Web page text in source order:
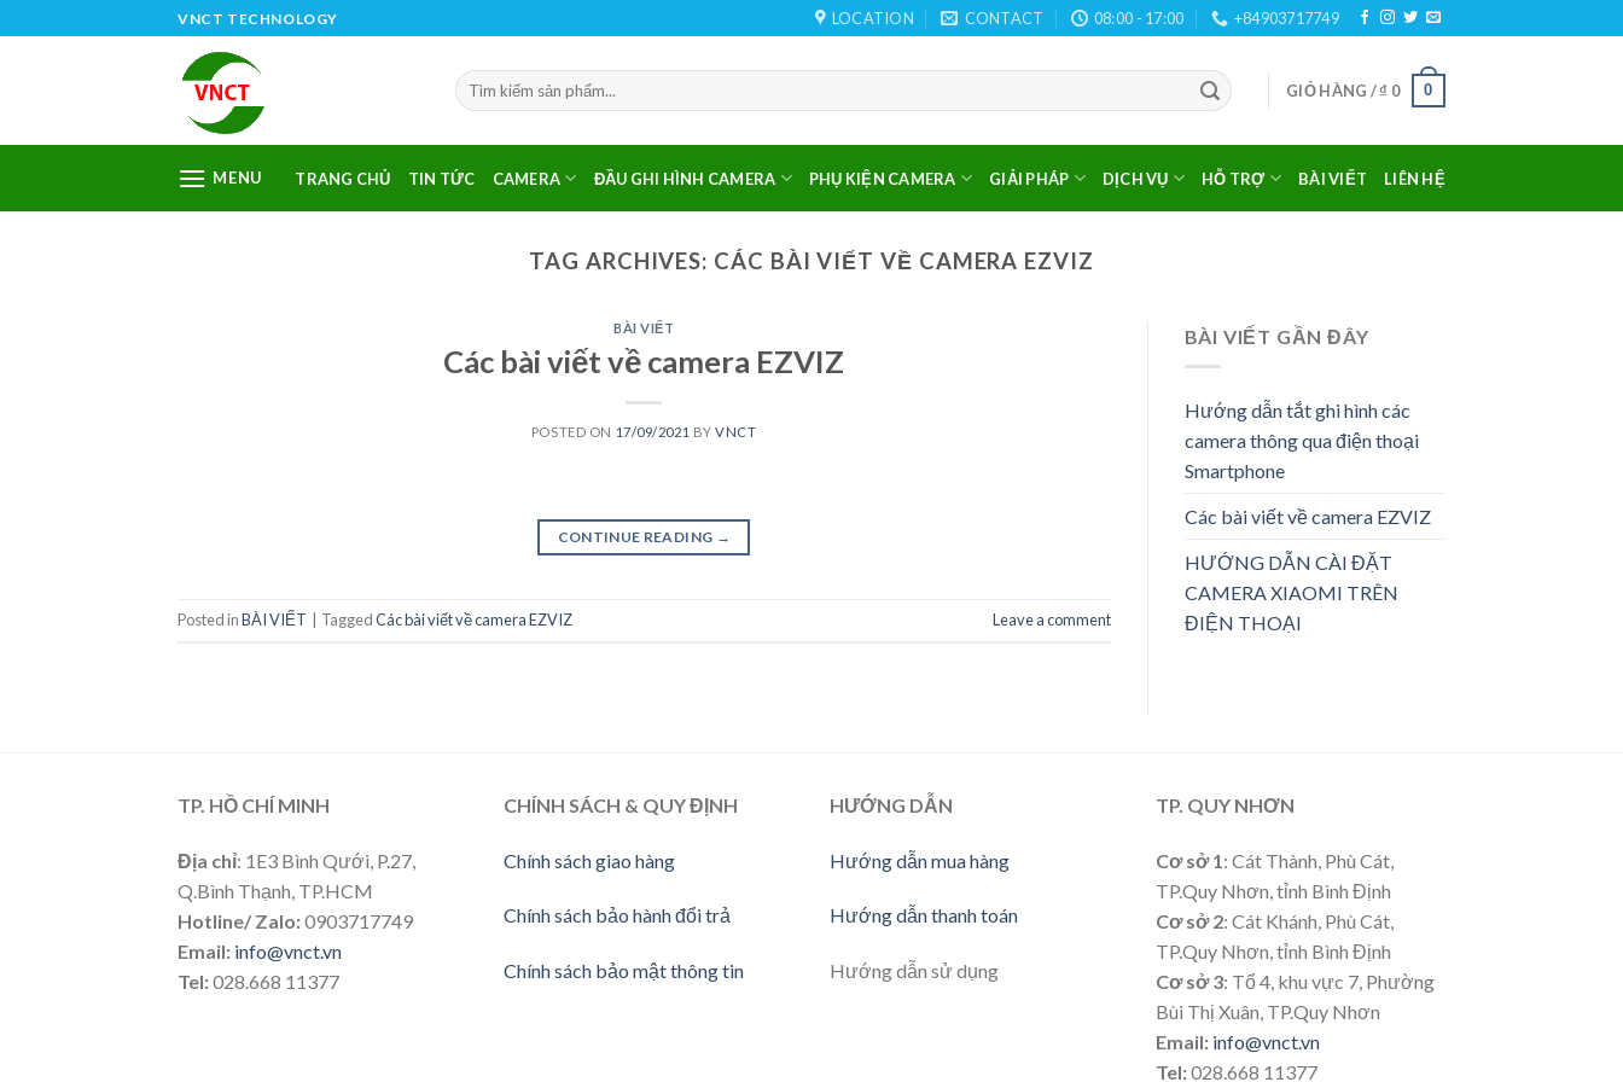
to
VNCT TECHNOLOGY LOCATION CONTACT 08:00 - 17:00 +84903717749
GIỎ HÀNG /₫ 0 0
MENU TRANG CHỦ TIN TỨC CAMERA ĐẦU GHI HÌNH CAMERA PHỤ KIỆN CAMERA GIẢI PHÁP DỊCH VỤ HỖ TRỢ BÀI VIẾT LIÊN HỆ
TAG ARCHIVES: CÁC BÀI VIẾT VỀ CAMERA EZVIZ
BÀI VIẾT
Các bài viết về camera EZVIZ
POSTED ON 17/09/2021 BYVNCT
CONTINUE READING →
Posted inBÀI VIẾT TaggedCác bài viết về camera EZVIZ Leave a comment
BÀI VIẾT GẦN ĐÂY
Hướng dẫn tắt ghi hình các
camera thông qua điện thoại
Smartphone
Các bài viết về camera EZVIZ
HƯỚNG DẪN CÀI ĐẶT
CAMERA XIAOMI TRÊN
ĐIỆN THOẠI
TP. HỒ CHÍ MINH
Địa chỉ: 1E3 Bình Qưới, P.27,
Q.Bình Thạnh, TP.HCM
Hotline/ Zalo:0903717749
Email: info@vnct.vn
Tel:028.668 11377
CHÍNH SÁCH & QUY ĐỊNH
Chính sách giao hàng
Chính sách bảo hành đổi trả
Chính sách bảo mật thông tin
HƯỚNG DẪN
Hướng dẫn mua hàng
Hướng dẫn thanh toán
Hướng dẫn sử dụng
TP. QUY NHƠN
Cơ sở 1 : Cát Thành, Phù Cát,
TP.Quy Nhơn, tỉnh Bình Định
Cơ sở 2: Cát Khánh, Phù Cát,
TP.Quy Nhơn, tỉnh Bình Định
Cơ sở 3: Tổ 4, khu vực 7, Phường
Bùi Thị Xuân, TP.Quy Nhơn
Email: info@vnct.vn
Tel:028.668 11377